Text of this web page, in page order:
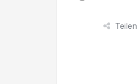
Teilen